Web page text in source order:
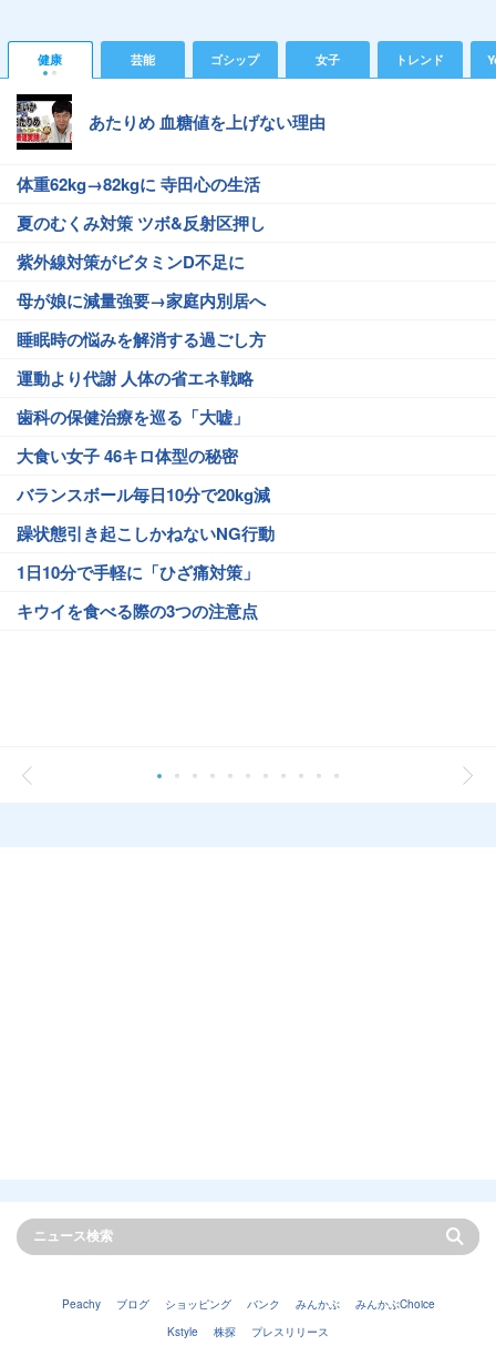
健康 芸能 ゴシップ 女子 トレンド
あたりめ 血糖値を上げない理由
体重62kg→82kgに 寺田心の生活
夏のむくみ対策 ツボ&反射区押し
紫外線対策がビタミンD不足に
母が娘に減量強要→家庭内別居へ
睡眠時の悩みを解消する過ごし方
運動より代謝 人体の省エネ戦略
歯科の保健治療を巡る「大嘘」
大食い女子 46キロ体型の秘密
バランスボール毎日10分で20kg減
躁状態引き起こしかねないNG行動
1日10分で手軽に「ひざ痛対策」
キウイを食べる際の3つの注意点
Peachy ブログ ショッピング バンク みんかぶ
みんかぶChoice
Kstyle
株探 プレスリリース